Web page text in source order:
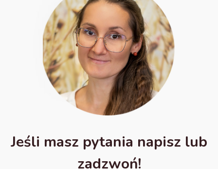
Jeśli masz pytania napisz lub
zadzwoń!